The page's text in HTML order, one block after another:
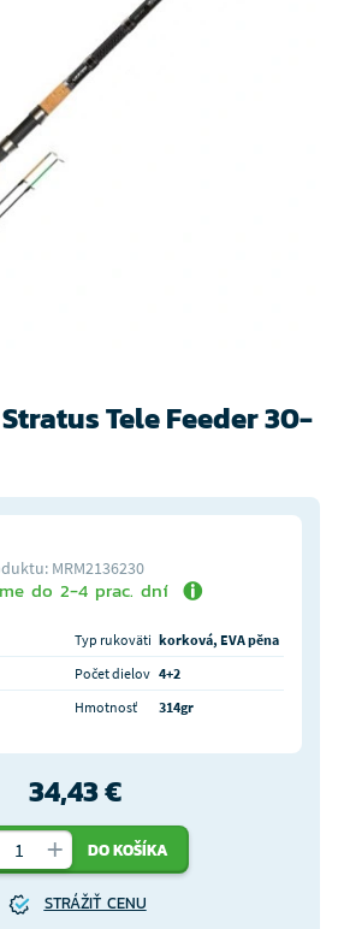
Tele Feeder 30-
MRM2136230
do 2-4 prac. dní
Typ rukoväti korková, EVA pěna
Počet dielov 4+2
Hmotnosť 314gr
34,43 €
DO KOŠÍKA
STRÁŽIŤ CENU